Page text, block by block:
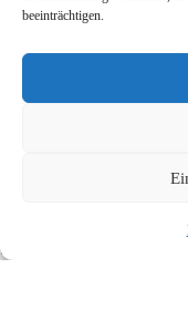
beeinträchtigen.
Links
Suche